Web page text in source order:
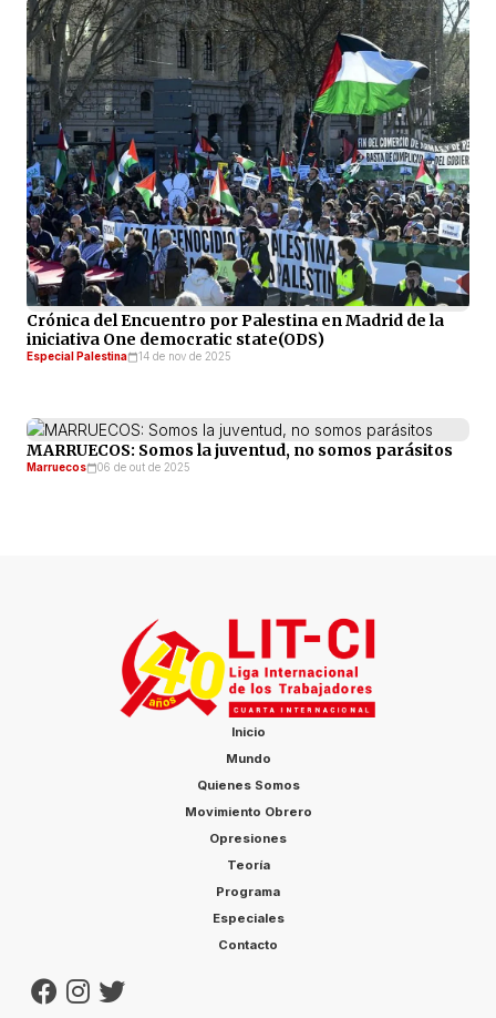
Crónica del Encuentro por Palestina en Madrid de la
iniciativa One democratic state(ODS)
Especial Palestina 14 de nov de 2025
MARRUECOS: Somos la juventud, no somos parásitos
Marruecos 06 de out de 2025
Inicio
Mundo
Quienes Somos
Movimiento Obrero
Opresiones
Teoría
Programa
Especiales
Contacto